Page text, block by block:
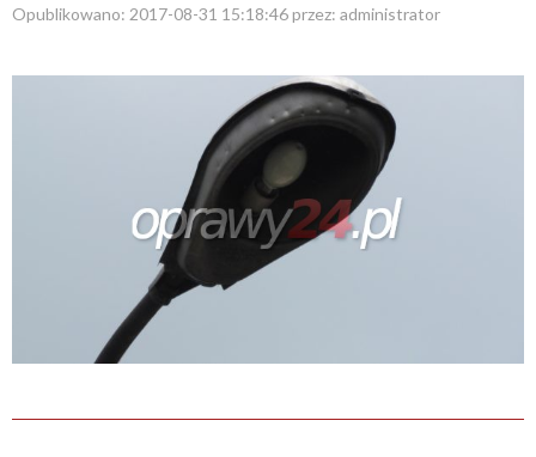
Opublikowano: 2017-08-31 15:18:46przez: administrator